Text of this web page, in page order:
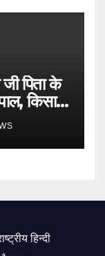
पिता के
किसान
हिन्दी